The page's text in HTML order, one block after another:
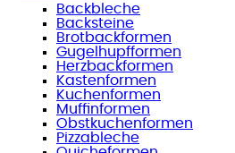
Backbleche
Backsteine
Brotbackformen
Gugelhupfformen
Herzbackformen
Kastenformen
Kuchenformen
Muffinformen
Obstkuchenformen
Pizzableche